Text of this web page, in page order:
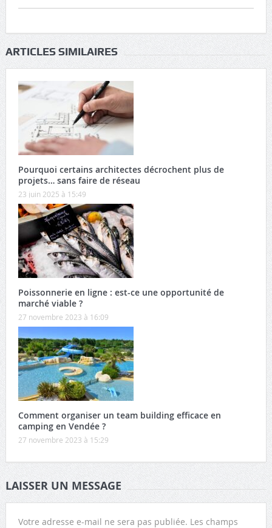
ARTICLES SIMILAIRES
Pourquoi certains architectes décrochent plus de
projets… sans faire de réseau
23 juin 2025 à 15:49
Poissonnerie en ligne : est-ce une opportunité de
marché viable ?
27 novembre 2023 à 16:09
Comment organiser un team building efficace en
camping en Vendée ?
27 novembre 2023 à 15:29
LAISSER UN MESSAGE
Votre adresse e-mail ne sera pas publiée. Les champs